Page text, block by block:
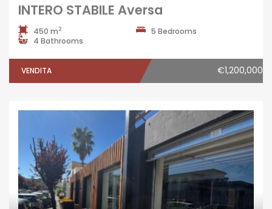
INTERO STABILE Aversa
450 m2
5 Bedrooms
4 Bathrooms
VENDITA €1,200,000